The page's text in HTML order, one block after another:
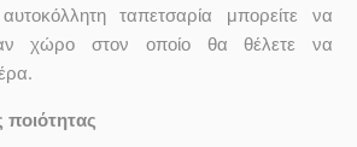
ταπετσαρία μπορείτε να
χώρο στον οποίο θα θέλετε να